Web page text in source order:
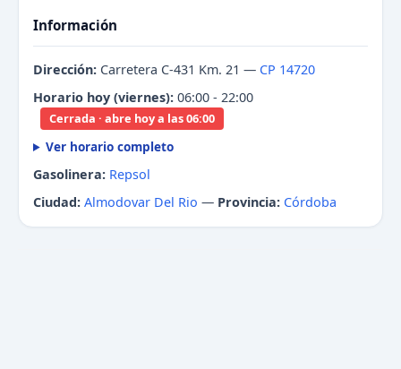
Información
Dirección: Carretera C-431 Km. 21 — CP 14720
Horario hoy (viernes): 06:00 - 22:00
Cerrada · abre hoy a las 06:00
Ver horario completo
Gasolinera: Repsol
Ciudad: Almodovar Del Rio — Provincia: Córdoba